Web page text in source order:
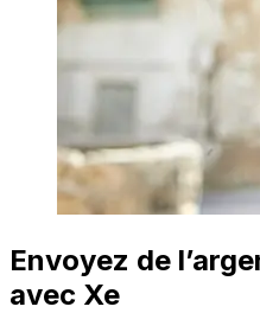
Envoyez de
avec Xe